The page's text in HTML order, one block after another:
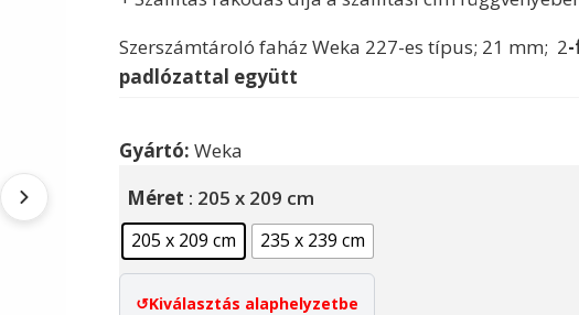
Szerszámtároló faház Weka 227-es típus; 21 mm; 2
padlózattal együtt
Gyártó:Weka
Méret : 205 x 209 cm
205 x 209 cm 235 x 239 cm
Kiválasztás alaphelyzetbe